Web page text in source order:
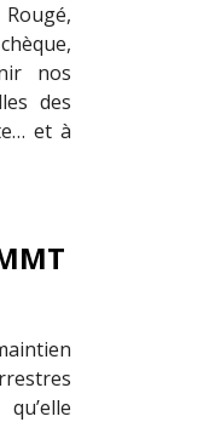
nos
des
et à